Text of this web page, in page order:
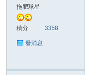
拖肥球星
積分 3358
發消息